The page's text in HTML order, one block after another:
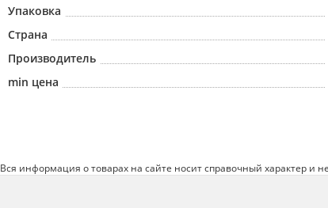
Упаковка
Страна
Производитель
min цена
Вся информация о товарах на сайте носит справочный характер и